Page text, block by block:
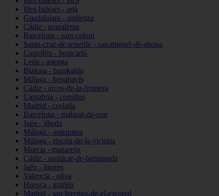
Illes-balears - artà
Guadalajara - sigüenza
Cádiz - grazalema
Barcelona - sant-celoni
Santa-cruz-de-tenerife - san-miguel-de-abona
Castellón - benicarló
León - astorga
Bizkaia - barakaldo
Málaga - benahavís
Cádiz - arcos-de-la-frontera
Cantabria - comillas
Madrid - coslada
Barcelona - malgrat-de-mar
Jaén - úbeda
Málaga - antequera
Málaga - rincón-de-la-victoria
Murcia - mazarrón
Cádiz - sanlúcar-de-barrameda
Jaén - linares
Valencia - oliva
Huesca - grañén
Madrid - san-lorenzo-de-el-escorial